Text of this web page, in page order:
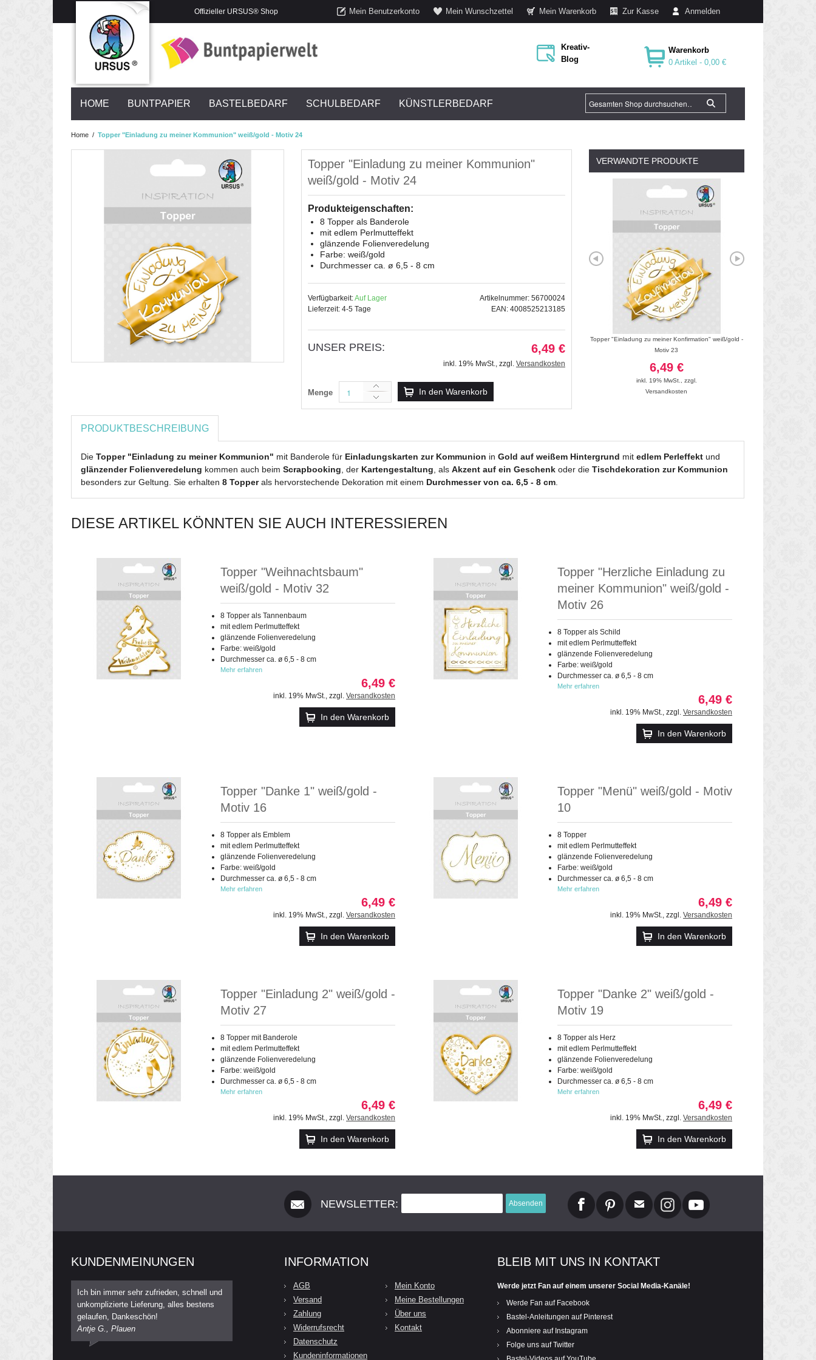
Offizieller URSUS® Shop Mein Benutzerkonto Mein Wunschzettel Mein Warenkorb Zur Kasse Anmelden
Kreativ-
Blog
Warenkorb
0 Artikel -0,00 €
HOME BUNTPAPIER BASTELBEDARF SCHULBEDARF KÜNSTLERBEDARF
Home / Topper "Einladung zu meiner Kommunion" weiß/gold - Motiv 24
Topper "Einladung zu meiner Kommunion"
weiß/gold - Motiv 24
Produkteigenschaften:
8 Topper als Banderole
mit edlem Perlmutteffekt
glänzende Folienveredelung
Farbe: weiß/gold
Durchmesser ca. ø 6,5 - 8 cm
Verfügbarkeit:Auf Lager
Lieferzeit: 4-5 Tage
Artikelnummer: 56700024
EAN: 4008525213185
UNSER PREIS: 6,49 €
inkl. 19% MwSt., zzgl. Versandkosten
Menge In den Warenkorb
VERWANDTE PRODUKTE
inkl. 19% MwSt.,zzgl.
Topper "Einladung zu meiner Konfirmation" weiß/gold -
Motiv 23
6,49 €
inkl. 19% MwSt.
zzgl.
Versandkosten
PRODUKTBESCHREIBUNG
Die Topper "Einladung zu meiner Kommunion" mit Banderole für Einladungskarten zur Kommunion in Gold auf weißem Hintergrund mit edlem Perleffekt und
glänzender Folienveredelung kommen auch beim Scrapbooking , der Kartengestaltung , als Akzent auf ein Geschenk oder die Tischdekoration zur Kommunion
besonders zur Geltung. Sie erhalten 8 Topperals hervorstechende Dekoration mit einem Durchmesser von ca. 6,5 - 8 cm
DIESE ARTIKEL KÖNNTEN SIE AUCH INTERESSIEREN
Topper "Weihnachtsbaum"
weiß/gold - Motiv 32
8 Topper als Tannenbaum
mit edlem Perlmutteffekt
glänzende Folienveredelung
Farbe: weiß/gold
Durchmesser ca. ø 6,5 - 8 cm
Mehr erfahren
6,49 €
inkl. 19% MwSt., zzgl. Versandkosten
In den Warenkorb
Topper "Herzliche Einladung zu
meiner Kommunion" weiß/gold -
Motiv 26
8 Topper als Schild
mit edlem Perlmutteffekt
glänzende Folienveredelung
Farbe: weiß/gold
Durchmesser ca. ø 6,5 - 8 cm
Mehr erfahren
6,49 €
inkl. 19% MwSt., zzgl. Versandkosten
In den Warenkorb
Topper "Danke 1" weiß/gold -
Motiv 16
8 Topper als Emblem
mit edlem Perlmutteffekt
glänzende Folienveredelung
Farbe: weiß/gold
Durchmesser ca. ø 6,5 - 8 cm
Mehr erfahren
6,49 €
inkl. 19% MwSt., zzgl. Versandkosten
In den Warenkorb
Topper "Menü" weiß/gold - Motiv
10
8 Topper
mit edlem Perlmutteffekt
glänzende Folienveredelung
Farbe: weiß/gold
Durchmesser ca. ø 6,5 - 8 cm
Mehr erfahren
6,49 €
inkl. 19% MwSt., zzgl. Versandkosten
In den Warenkorb
Topper "Einladung 2" weiß/gold -
Motiv 27
8 Topper mit Banderole
mit edlem Perlmutteffekt
glänzende Folienveredelung
Farbe: weiß/gold
Durchmesser ca. ø 6,5 - 8 cm
Mehr erfahren
6,49 €
inkl. 19% MwSt., zzgl. Versandkosten
In den Warenkorb
Topper "Danke 2" weiß/gold -
Motiv 19
8 Topper als Herz
mit edlem Perlmutteffekt
glänzende Folienveredelung
Farbe: weiß/gold
Durchmesser ca. ø 6,5 - 8 cm
Mehr erfahren
6,49 €
inkl. 19% MwSt., zzgl. Versandkosten
In den Warenkorb
NEWSLETTER: Absenden
KUNDENMEINUNGEN
Ich bin immer sehr zufrieden, schnell und
unkomplizierte Lieferung, alles bestens
gelaufen, Dankeschön!
Antje G., Plauen
INFORMATION
AGB
Versand
Zahlung
Widerrufsrecht
Datenschutz
Kundeninformationen
Mein Konto
Meine Bestellungen
Über uns
Kontakt
BLEIB MIT UNS IN KONTAKT
Werde jetzt Fan auf einem unserer Social Media-Kanäle!
Werde Fan auf Facebook
Bastel-Anleitungen auf Pinterest
Abonniere auf Instagram
Folge uns auf Twitter